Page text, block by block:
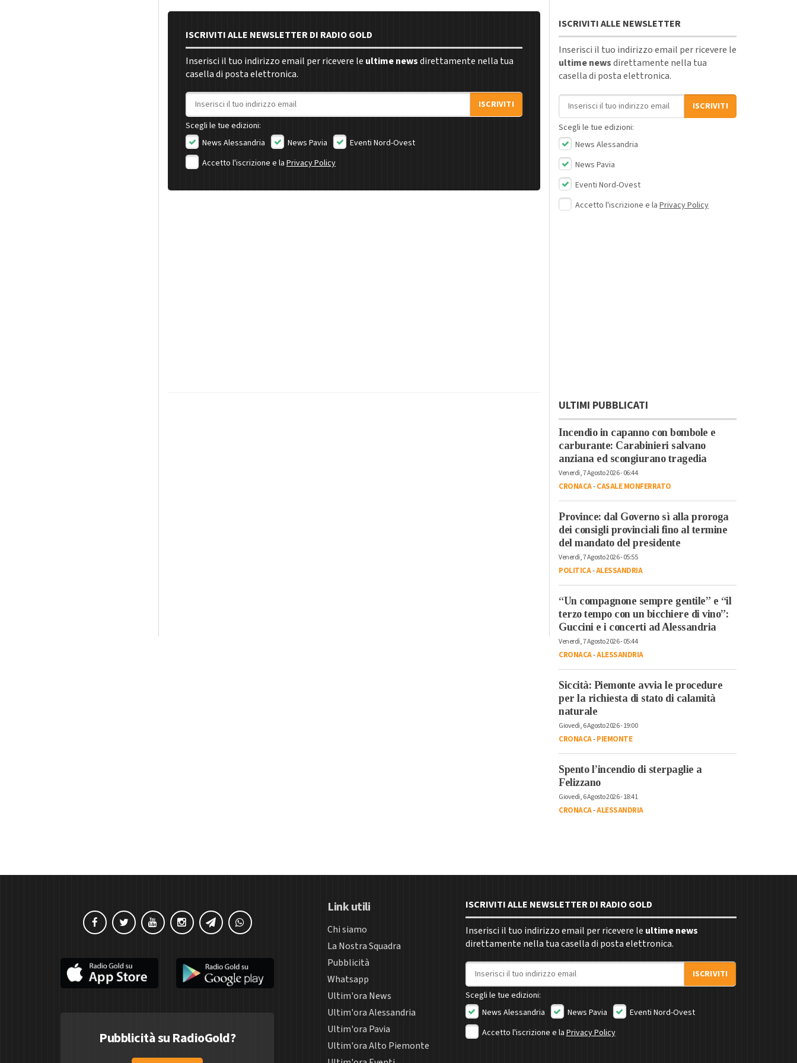
ISCRIVITI ALLE NEWSLETTER DI RADIO GOLD
Inserisci il tuo indirizzo email per ricevere le ultime newsdirettamente nella tua
casella di posta elettronica.
Indirizzo email
ISCRIVITI
Scegli le tue edizioni:
News Alessandria
News Pavia
Eventi Nord-Ovest
Accetto l'iscrizione e la Privacy Policy
ISCRIVITI ALLE NEWSLETTER
Inserisci il tuo indirizzo email per ricevere le
ultime newsdirettamente nella tua
casella di posta elettronica.
Indirizzo email
ISCRIVITI
Scegli le tue edizioni:
News Alessandria
News Pavia
Eventi Nord-Ovest
Accetto l'iscrizione e la Privacy Policy
ULTIMI PUBBLICATI
Incendio in capanno con bombole e
carburante: Carabinieri salvano
anziana ed scongiurano tragedia
Venerdì, 7 Agosto 2026 - 06:44
CRONACA-CASALE MONFERRATO
Province: dal Governo sì alla proroga
dei consigli provinciali fino al termine
del mandato del presidente
Venerdì, 7 Agosto 2026 - 05:55
POLITICA-ALESSANDRIA
“Un compagnone sempre gentile” e “il
terzo tempo con un bicchiere di vino”:
Guccini e i concerti ad Alessandria
Venerdì, 7 Agosto 2026 - 05:44
CRONACA-ALESSANDRIA
Siccità: Piemonte avvia le procedure
per la richiesta di stato di calamità
naturale
Giovedì, 6 Agosto 2026 - 19:00
CRONACA-PIEMONTE
Spento l’incendio di sterpaglie a
Felizzano
Giovedì, 6 Agosto 2026 - 18:41
CRONACA-ALESSANDRIA
Pubblicità su RadioGold?
Link utili
Chi siamo
La Nostra Squadra
Pubblicità
Whatsapp
Ultim'ora News
Ultim'ora Alessandria
Ultim'ora Pavia
Ultim'ora Alto Piemonte
ISCRIVITI ALLE NEWSLETTER DI RADIO GOLD
Inserisci il tuo indirizzo email per ricevere le ultime news
direttamente nella tua casella di posta elettronica.
Indirizzo email
ISCRIVITI
Scegli le tue edizioni:
News Alessandria
News Pavia
Eventi Nord-Ovest
Accetto l'iscrizione e la Privacy Policy